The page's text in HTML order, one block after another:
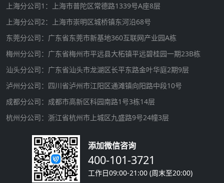
上海分公司1：上海市普陀区常德路1339号A座8层
上海分公司2：上海市崇明区城桥镇东河沿68号
东莞分公司：广东省东莞市新基地360互联网产业园A栋
梅州分公司：广东省梅州市平远县大柘镇平远碧桂园一期23B栋
汕头分公司：广东省汕头市龙湖区长平东路金叶华庭2期9层
泸州分公司：四川省泸州市江阳区通滩镇向阳路中段10号
成都分公司：成都市高新区科园南路1号3栋14层
杭州分公司：浙江省杭州市上城区九盛路9号24幢3层
添加微信咨询
400-101-3721
工作日09:00-21:00 (周末至20:00)